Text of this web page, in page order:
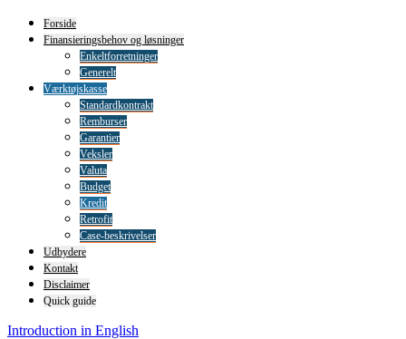
Forside
Finansieringsbehov og løsninger
Enkeltforretninger
Generelt
Værktøjskasse
Standardkontrakt
Remburser
Garantier
Veksler
Valuta
Budget
Kredit
Retrofit
Case-beskrivelser
Udbydere
Kontakt
Disclaimer
Quick guide
Introduction in English